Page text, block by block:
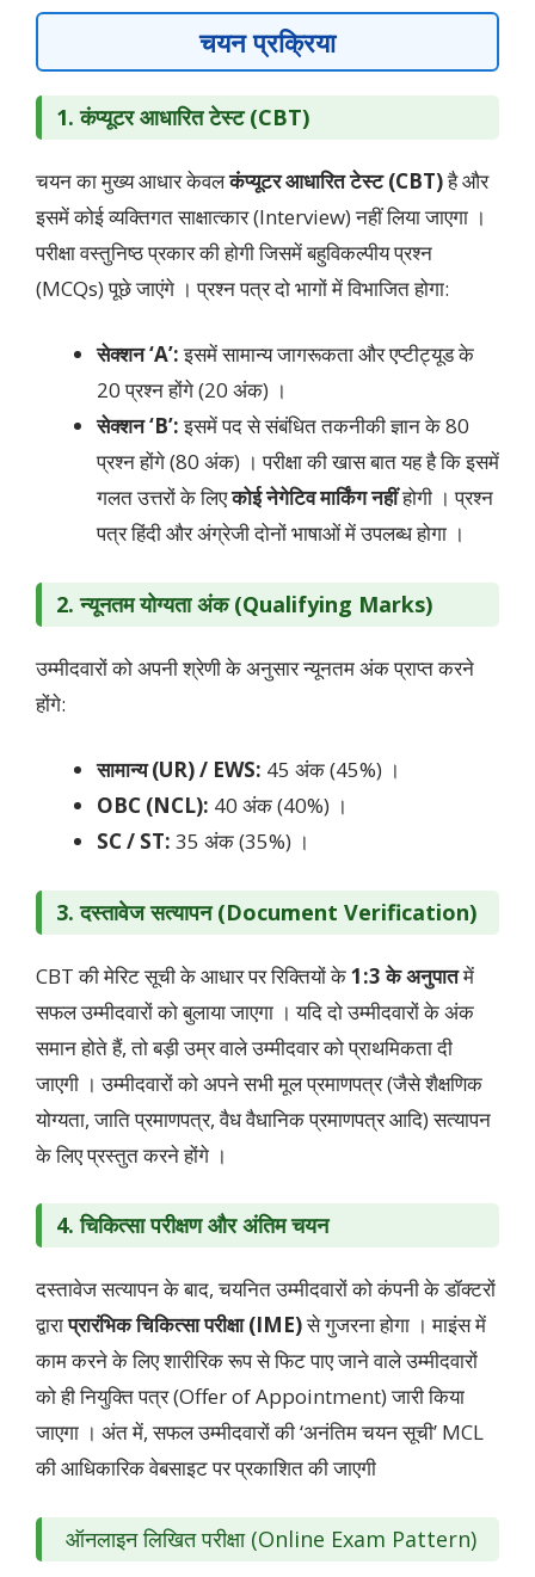
चयन प्रक्रिया
1. कंप्यूटर आधारित टेस्ट (CBT)
चयन का मुख्य आधार केवलकंप्यूटर आधारित टेस्ट (CBT)है और
इसमें कोई व्यक्तिगत साक्षात्कार (Interview) नहीं लिया जाएगा ।
परीक्षा वस्तुनिष्ठ प्रकार की होगी जिसमें बहुविकल्पीय प्रश्न
(MCQs) पूछे जाएंगे । प्रश्न पत्र दो भागों में विभाजित होगा:
सेक्शन ‘A’:इसमें सामान्य जागरूकता और एप्टीट्यूड के
20 प्रश्न होंगे (20 अंक) ।
सेक्शन ‘B’:इसमें पद से संबंधित तकनीकी ज्ञान के 80
प्रश्न होंगे (80 अंक) । परीक्षा की खास बात यह है कि इसमें
गलत उत्तरों के लिएकोई नेगेटिव मार्किंग नहींहोगी । प्रश्न
पत्र हिंदी और अंग्रेजी दोनों भाषाओं में उपलब्ध होगा ।
2. न्यूनतम योग्यता अंक (Qualifying Marks)
उम्मीदवारों को अपनी श्रेणी के अनुसार न्यूनतम अंक प्राप्त करने
होंगे:
सामान्य (UR) / EWS: 45 अंक (45%) ।
OBC (NCL): 40 अंक (40%) ।
SC / ST: 35 अंक (35%) ।
3. दस्तावेज सत्यापन (Document Verification)
CBT की मेरिट सूची के आधार पर रिक्तियों के1:3 के अनुपातमें
सफल उम्मीदवारों को बुलाया जाएगा । यदि दो उम्मीदवारों के अंक
समान होते हैं, तो बड़ी उम्र वाले उम्मीदवार को प्राथमिकता दी
जाएगी । उम्मीदवारों को अपने सभी मूल प्रमाणपत्र (जैसे शैक्षणिक
योग्यता, जाति प्रमाणपत्र, वैध वैधानिक प्रमाणपत्र आदि) सत्यापन
के लिए प्रस्तुत करने होंगे ।
4. चिकित्सा परीक्षण और अंतिम चयन
दस्तावेज सत्यापन के बाद, चयनित उम्मीदवारों को कंपनी के डॉक्टरों
द्वाराप्रारंभिक चिकित्सा परीक्षा (IME)से गुजरना होगा । माइंस में
काम करने के लिए शारीरिक रूप से फिट पाए जाने वाले उम्मीदवारों
को ही नियुक्ति पत्र (Offer of Appointment) जारी किया
जाएगा । अंत में, सफल उम्मीदवारों की ‘अनंतिम चयन सूची’ MCL
की आधिकारिक वेबसाइट पर प्रकाशित की जाएगी
ऑनलाइन लिखित परीक्षा (Online Exam Pattern)